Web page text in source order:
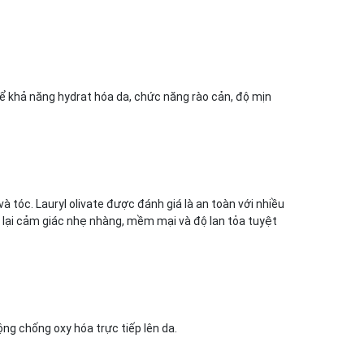
năng hydrat hóa da, chức năng rào cản, độ mịn
tóc. Lauryl olivate được đánh giá là an toàn với nhiều
cảm giác nhẹ nhàng, mềm mại và độ lan tỏa tuyệt
chống oxy hóa trực tiếp lên da.